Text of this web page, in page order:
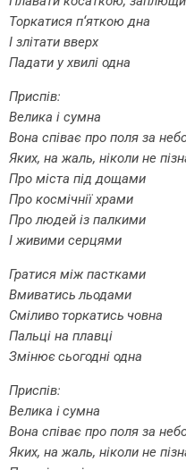
Торкатися п‘яткою дна
І злітати вверх
Падати у хвилі одна
Приспів:
Велика і сумна
Вона співає про поля за
Яких, на жаль, ніколи не
Про міста під дощами
Про космічнії храми
Про людей із палкими
І живими серцями
Гратися між пастками
Вмиватись льодами
Сміливо торкатись човна
Пальці на плавці
Змінює сьогодні одна
Приспів:
Велика і сумна
Вона співає про поля за
Яких, на жаль, ніколи не